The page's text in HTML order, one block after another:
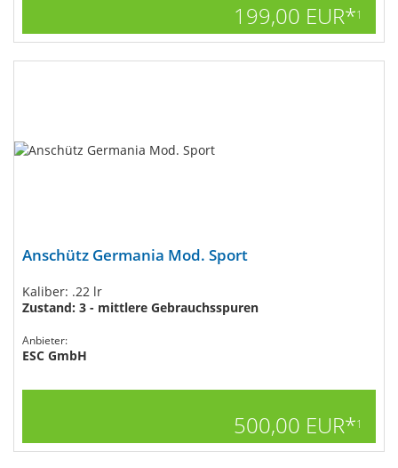
199,00 EUR*1
Anschütz Germania Mod. Sport
Kaliber: .22 lr
Zustand: 3 - mittlere Gebrauchsspuren
Anbieter:
ESC GmbH
500,00 EUR*1